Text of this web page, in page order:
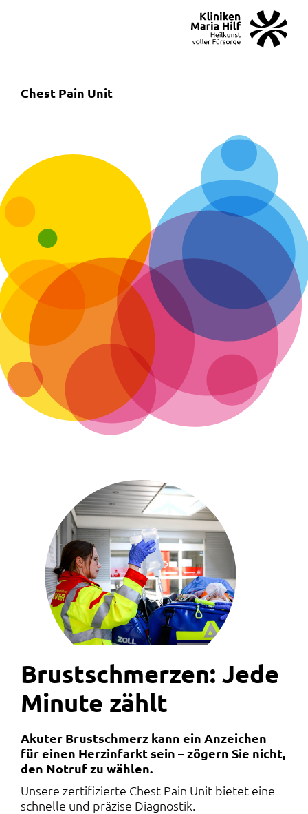
Chest Pain Unit
Brustschmerzen: Jede
Minute zählt
Akuter Brustschmerz kann ein Anzeichen
für einen Herzinfarkt sein – zögern Sie nicht,
den Notruf zu wählen.
Unsere zertifizierte Chest Pain Unit bietet eine
schnelle und präzise Diagnostik.